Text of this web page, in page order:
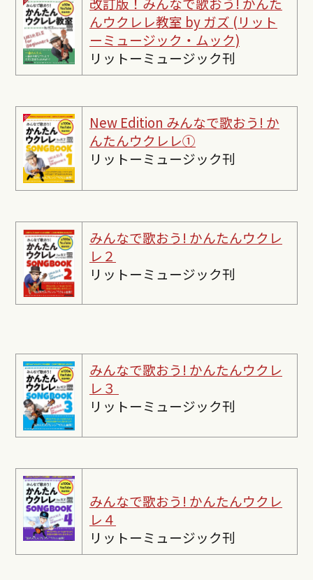
んウクレレ教室 by ガズ (リット
ーミュージック・ムック)
リットーミュージック刊
New Edition みんなで歌おう! か
んたんウクレレ①
リットーミュージック刊
みんなで歌おう! かんたんウクレ
レ２
リットーミュージック刊
みんなで歌おう! かんたんウクレ
レ３
リットーミュージック刊
みんなで歌おう! かんたんウクレ
レ４
リットーミュージック刊